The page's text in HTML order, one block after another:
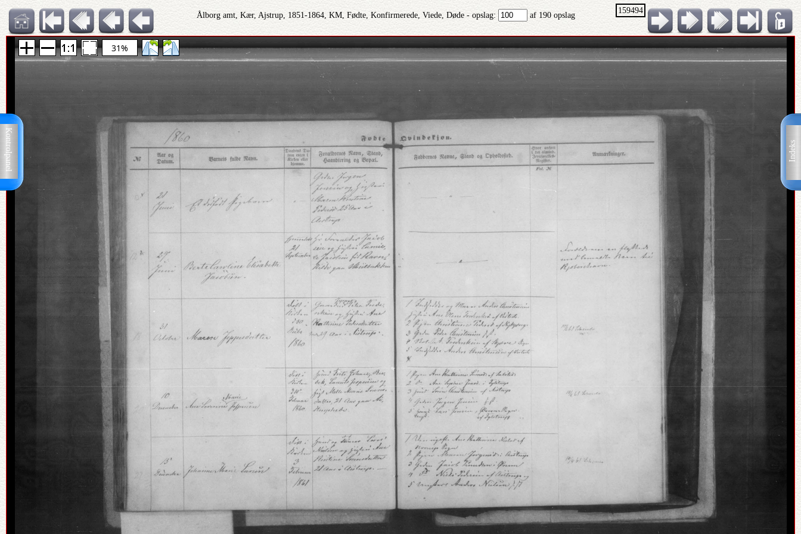
Indeks
Kontrolpanel
159494
Ålborg amt, Kær, Ajstrup, 1851-1864, KM, Fødte, Konfirmerede, Viede, Døde - opslag: af 190 opslag
31%